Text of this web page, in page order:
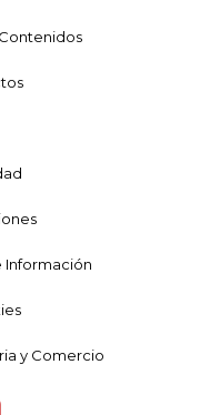
Información
y Comercio